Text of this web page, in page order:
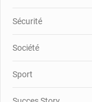
Sécurité
Société
Sport